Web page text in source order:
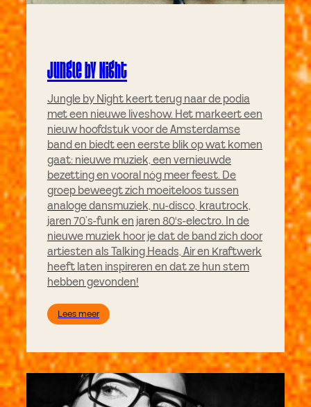
Jungle by Night
Jungle by Night keert terug naar de podia
met een nieuwe liveshow. Het markeert een
nieuw hoofdstuk voor de Amsterdamse
band en biedt een eerste blik op wat komen
gaat: nieuwe muziek, een vernieuwde
bezetting en vooral nóg meer feest. De
groep beweegt zich moeiteloos tussen
analoge dansmuziek, nu-disco, krautrock,
jaren 70’s-funk en jaren 80's-electro. In de
nieuwe muziek hoor je dat de band zich door
artiesten als Talking Heads, Air en Kraftwerk
heeft laten inspireren en dat ze hun stem
hebben gevonden!
Lees meer